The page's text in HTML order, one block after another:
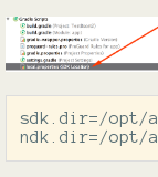
sdk.dir=/opt/
ndk.dir=/opt/